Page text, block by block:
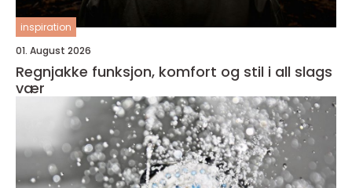
inspiration
01. August 2026
Regnjakke funksjon, komfort og stil i all slags
vær